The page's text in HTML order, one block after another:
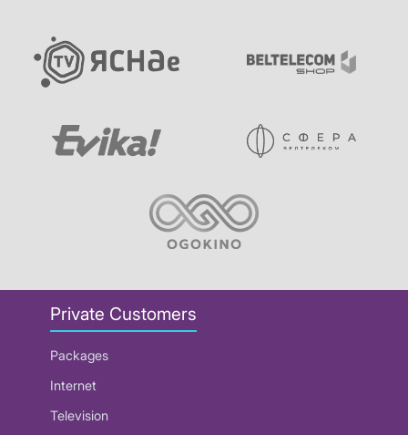
Private Customers
Packages
Internet
Television